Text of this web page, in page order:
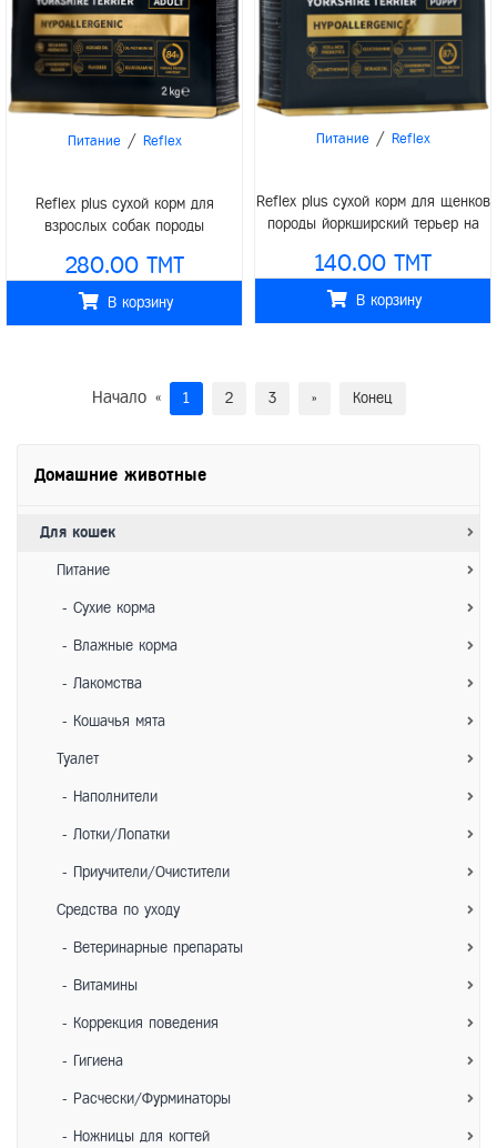
Домашние животные
Для кошек
Питание
- Сухие корма
- Влажные корма
- Лакомства
- Кошачья мята
Туалет
- Наполнители
- Лотки/Лопатки
- Приучители/Очистители
Средства по уходу
- Ветеринарные препараты
- Витамины
- Коррекция поведения
- Гигиена
- Расчески/Фурминаторы
- Ножницы для когтей
Питание / Reflex
Reflex plus сухой корм для
взрослых собак породы
280.00 TMT
В корзину
Питание / Reflex
Reflex plus сухой корм для щенков
породы йоркширский терьер на
140.00 TMT
В корзину
Начало « 1 2 3 » Конец